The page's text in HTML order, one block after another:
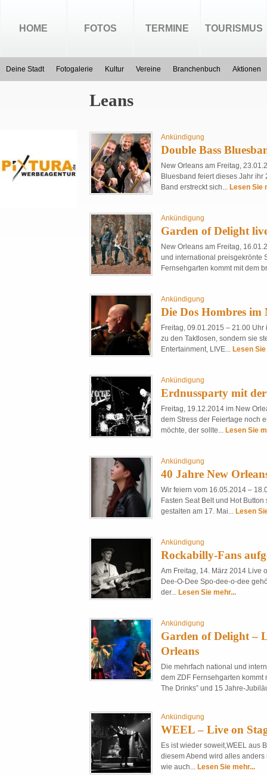
HOME FOTOS TERMINE TOURISMUS
Deine Stadt Fotogalerie Kultur Vereine Branchenbuch Aktionen
Leans
Ankündigung
Double Bass
New Orleans am Freitag,
Bluesband feiert dieses Jahr
Band erstreckt sich... Lesen Sie
Ankündigung
Garden of Delight
New Orleans am Freitag,
und international preisgekrönte
Fernsehgarten kommt mit dem
Ankündigung
Die Dos Hombres im
Freitag, 09.01.2015 – 21.00
zu den Taktlosen, sondern sie
Entertainment, LIVE... Lesen
Ankündigung
Erdnussparty mit
Freitag, 19.12.2014 im New
dem Stress der Feiertage noch
möchte, der sollte... Lesen Sie
Ankündigung
40 Jahre New
Wir feiern vom 16.05.2014 –
Fasten Seat Belt und Hot
gestalten am 17. Mai... Lesen
Ankündigung
Rockabilly-Fans
Am Freitag, 14. März 2014 Live
Dee-O-Dee Spo-dee-o-dee
der... Lesen Sie mehr...
Ankündigung
Garden of Delight –
Orleans
Die mehrfach national und
dem ZDF Fernsehgarten kommt
The Drinks” und 15 Jahre-
Ankündigung
WEEL – Live on
Es ist wieder soweit,WEEL aus
diesem Abend wird alles anders
wie auch... Lesen Sie mehr...